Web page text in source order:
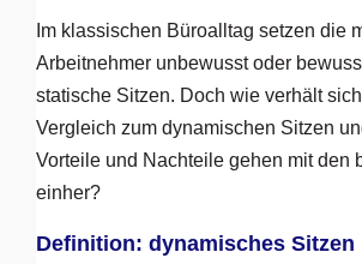
Im klassischen Büroalltag setzen die
Arbeitnehmer unbewusst oder
statische Sitzen. Doch wie verhält
Vergleich zum dynamischen Sitzen
Vorteile und Nachteile gehen mit den
einher?
Definition: dynamisches Sitzen